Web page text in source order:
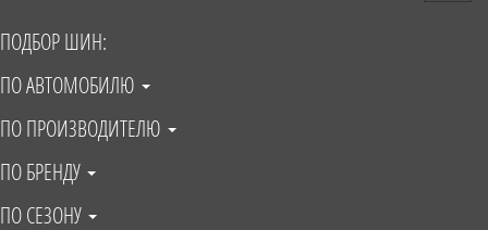
ПОДБОР ШИН:
ПО АВТОМОБИЛЮ
ПО ПРОИЗВОДИТЕЛЮ
ПО БРЕНДУ
ПО СЕЗОНУ